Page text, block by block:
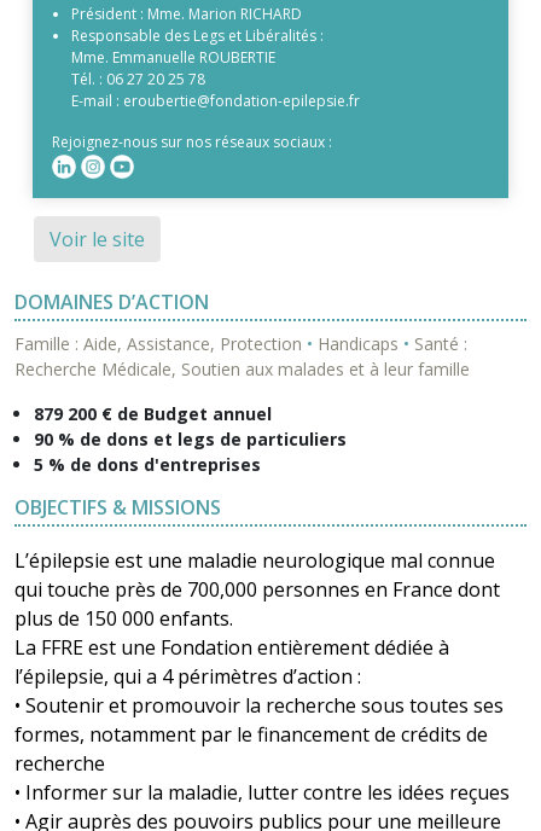
Président : Mme. Marion RICHARD
Responsable des Legs et Libéralités :
Mme. Emmanuelle ROUBERTIE
Tél. : 06 27 20 25 78
E-mail : eroubertie@fondation-epilepsie.fr
Rejoignez-nous sur nos réseaux sociaux :
Voir le site
DOMAINES D’ACTION
Famille : Aide, Assistance, Protection • Handicaps • Santé :
Recherche Médicale, Soutien aux malades et à leur famille
879 200 € de Budget annuel
90 % de dons et legs de particuliers
5 % de dons d'entreprises
OBJECTIFS & MISSIONS
L’épilepsie est une maladie neurologique mal connue
qui touche près de 700,000 personnes en France dont
plus de 150 000 enfants.
La FFRE est une Fondation entièrement dédiée à
l’épilepsie, qui a 4 périmètres d’action :
• Soutenir et promouvoir la recherche sous toutes ses
formes, notamment par le financement de crédits de
recherche
• Informer sur la maladie, lutter contre les idées reçues
• Agir auprès des pouvoirs publics pour une meilleure